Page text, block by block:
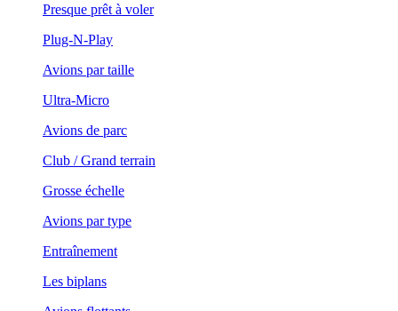
Presque prêt à voler
Plug-N-Play
Avions par taille
Ultra-Micro
Avions de parc
Club / Grand terrain
Grosse échelle
Avions par type
Entraînement
Les biplans